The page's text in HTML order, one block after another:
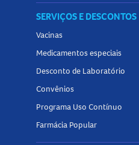
SERVIÇOS E DESCONTOS
Vacinas
Medicamentos especiais
Desconto de Laboratório
Convênios
Programa Uso Contínuo
Farmácia Popular